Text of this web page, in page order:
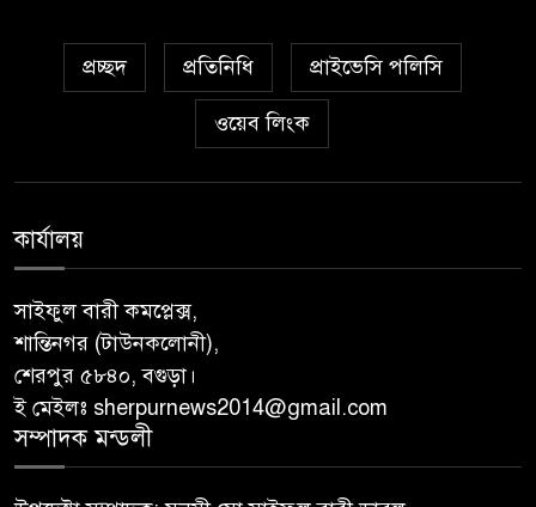
প্রচ্ছদ প্রতিনিধি প্রাইভেসি পলিসি
ওয়েব লিংক
কার্যালয়
সাইফুল বারী কমপ্লেক্স,
শান্তিনগর (টাউনকলোনী),
শেরপুর ৫৮৪০, বগুড়া।
ই মেইলঃ sherpurnews2014@gmail.com
সম্পাদক মন্ডলী